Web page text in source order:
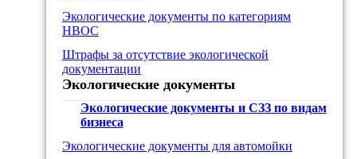
Экологические документы по категориям
НВОС
Штрафы за отсутствие экологической
документации
Экологические документы
Экологические документы и СЗЗ по видам
бизнеса
Экологические документы для автомойки